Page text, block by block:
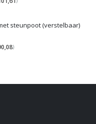
steunpoot (verstelbaar)
)